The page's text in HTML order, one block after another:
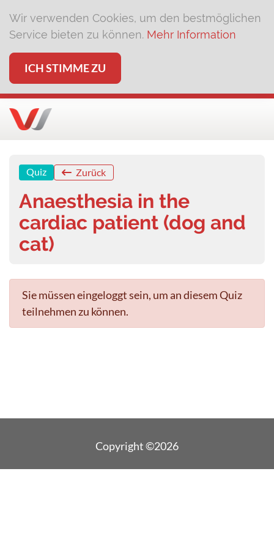
Wir verwenden Cookies, um den bestmöglichen
Service bieten zu können. Mehr Information
ICH STIMME ZU
Quiz Zurück
Anaesthesia in the
cardiac patient (dog and
cat)
Sie müssen eingeloggt sein, um an diesem Quiz
teilnehmen zu können.
Copyright ©2026